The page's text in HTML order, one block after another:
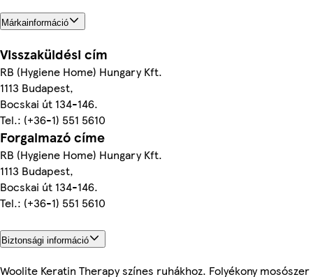
Márkainformáció
Visszaküldési cím
RB (Hygiene Home) Hungary Kft.
1113 Budapest,
Bocskai út 134-146.
Tel.: (+36-1) 551 5610
Forgalmazó címe
RB (Hygiene Home) Hungary Kft.
1113 Budapest,
Bocskai út 134-146.
Tel.: (+36-1) 551 5610
Biztonsági információ
Woolite Keratin Therapy színes ruhákhoz. Folyékony